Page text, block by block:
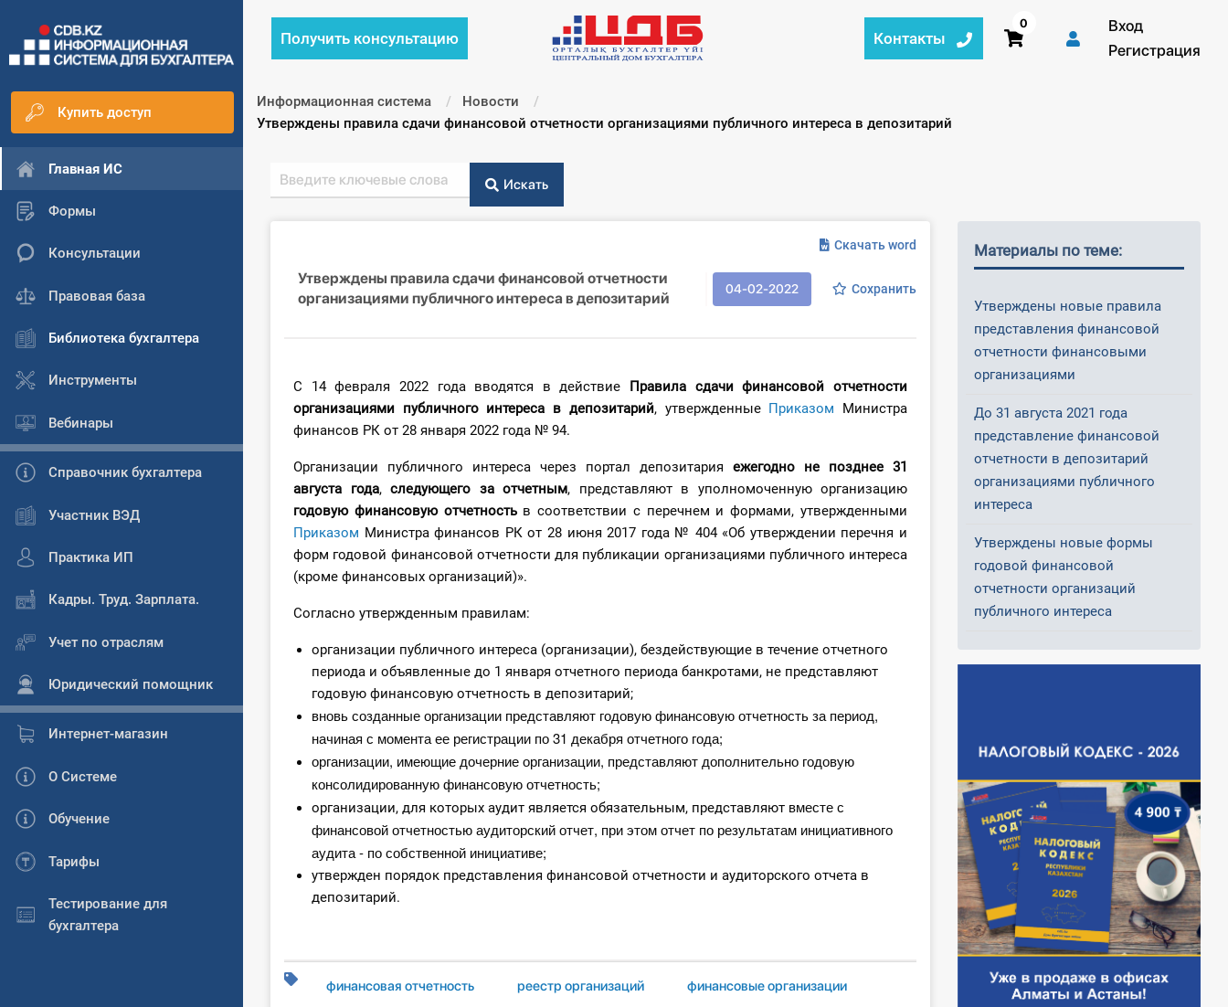
Купить доступ
Главная ИС
Формы
Консультации
Правовая база
Библиотека бухгалтера
Инструменты
Вебинары
Справочник бухгалтера
Участник ВЭД
Практика ИП
Кадры. Труд. Зарплата.
Учет по отраслям
Юридический помощник
Интернет-магазин
О Системе
Обучение
Тарифы
Тестирование для
бухгалтера
Получить консультацию Контакты
0
Вход
Регистрация
Информационная система
Новости
Текущий:
Утверждены правила сдачи финансовой отчетности организациями публичного интереса в депозитарий
Искать
Скачать word
Утверждены правила сдачи финансовой отчетности
организациями публичного интереса в депозитарий
04-02-2022 Сохранить
С 14 февраля 2022 года вводятся в действие
Правила сдачи финансовой отчетности
организациями публичного интереса в депозитарий, утвержденныеП риказом Министра
финансов РК от 28 января 2022 года № 94.
Организации публичного интереса через портал депозитария ежегодно не позднее 31
августа года, следующего за отчетным, представляют в уполномоченную организацию
годовую финансовую отчетностьв соответствии с перечнем и формами, утвержденными
Приказом Министра финансов РК от 28 июня 2017 года № 404 «Об утверждении перечня и
форм годовой финансовой отчетности для публикации организациями публичного интереса
(кроме финансовых организаций)».
Согласно утвержденным правилам:
организации публичного интереса (организации), бездействующие в течение отчетного
периода и объявленные до 1 января отчетного периода банкротами, не представляют
годовую финансовую отчетность в депозитарий;
вновь созданные организации представляют годовую финансовую отчетность за период,
начиная с момента ее регистрации по 31 декабря отчетного года;
организации, имеющие дочерние организации, представляют дополнительно годовую
консолидированную финансовую отчетность;
организации, для которых аудит является обязательным, представляют вместе с
финансовой отчетностьюаудиторский отчет, при этом отчет по результатам инициативного
аудита - по собственной инициативе;
утвержден порядок представления финансовой отчетности и аудиторского отчета в
депозитарий.
финансовая отчетность реестр организаций финансовые организации
Материалы по теме:
Утверждены новые правила
представления финансовой
отчетности финансовыми
организациями
До 31 августа 2021 года
представление финансовой
отчетности в депозитарий
организациями публичного
интереса
Утверждены новые формы
годовой финансовой
отчетности организаций
публичного интереса